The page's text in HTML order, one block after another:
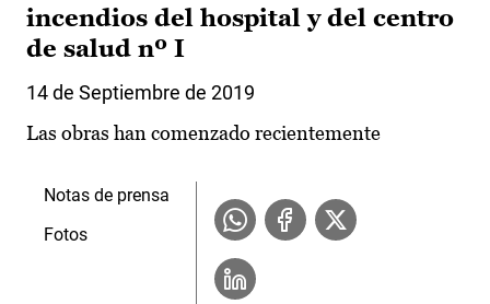
incendios del hospital y del centro
de salud nº I
14 de Septiembre de 2019
Las obras han comenzado recientemente
Notas de prensa
Fotos